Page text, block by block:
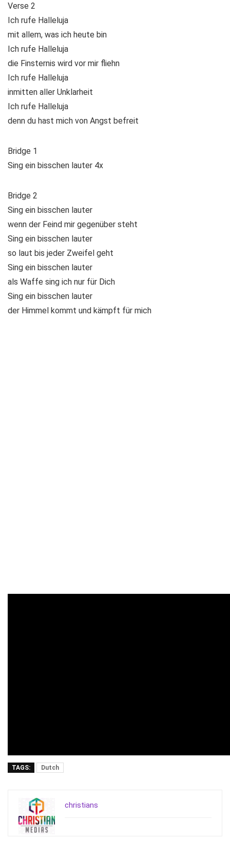
Verse 2
Ich rufe Halleluja
mit allem, was ich heute bin
Ich rufe Halleluja
die Finsternis wird vor mir fliehn
Ich rufe Halleluja
inmitten aller Unklarheit
Ich rufe Halleluja
denn du hast mich von Angst befreit
Bridge 1
Sing ein bisschen lauter 4x
Bridge 2
Sing ein bisschen lauter
wenn der Feind mir gegenüber steht
Sing ein bisschen lauter
so laut bis jeder Zweifel geht
Sing ein bisschen lauter
als Waffe sing ich nur für Dich
Sing ein bisschen lauter
der Himmel kommt und kämpft für mich
TAGS: Dutch
christians